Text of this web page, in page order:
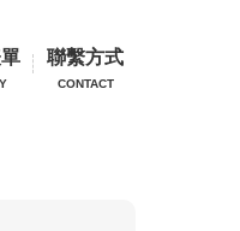
聯繫方式
CONTACT